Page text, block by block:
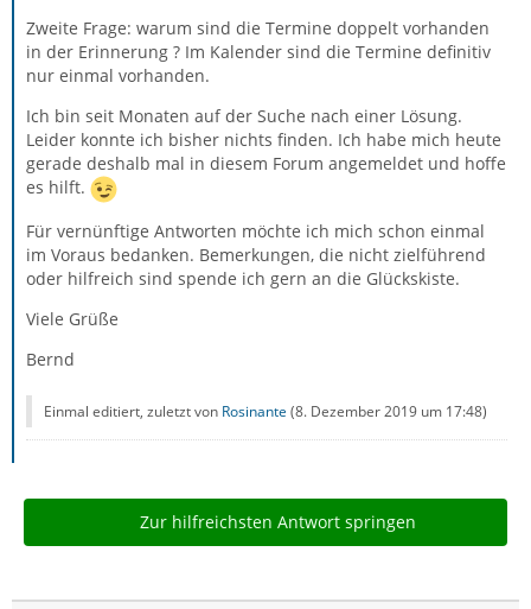
Zweite Frage: warum sind die Termine doppelt vorhanden
in der Erinnerung ? Im Kalender sind die Termine definitiv
nur einmal vorhanden.
Ich bin seit Monaten auf der Suche nach einer Lösung.
Leider konnte ich bisher nichts finden. Ich habe mich heute
gerade deshalb mal in diesem Forum angemeldet und hoffe
es hilft.
Für vernünftige Antworten möchte ich mich schon einmal
im Voraus bedanken. Bemerkungen, die nicht zielführend
oder hilfreich sind spende ich gern an die Glückskiste.
Viele Grüße
Bernd
Einmal editiert, zuletzt von Rosinante (8. Dezember 2019 um 17:48)
Zur hilfreichsten Antwort springen